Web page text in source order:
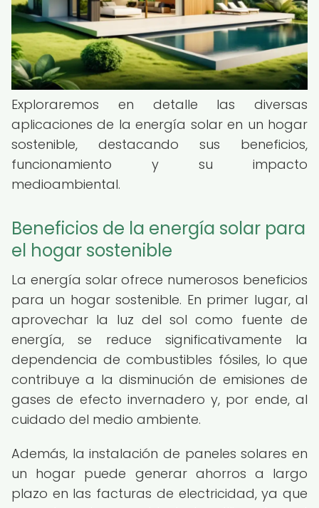
Exploraremos en detalle las diversas
aplicaciones de la energía solar en un hogar
sostenible, destacando sus beneficios,
funcionamiento y su impacto
medioambiental.
Beneficios de la energía solar para
el hogar sostenible
La energía solar ofrece numerosos beneficios
para un hogar sostenible. En primer lugar, al
aprovechar la luz del sol como fuente de
energía, se reduce significativamente la
dependencia de combustibles fósiles, lo que
contribuye a la disminución de emisiones de
gases de efecto invernadero y, por ende, al
cuidado del medio ambiente.
Además, la instalación de paneles solares en
un hogar puede generar ahorros a largo
plazo en las facturas de electricidad, ya que